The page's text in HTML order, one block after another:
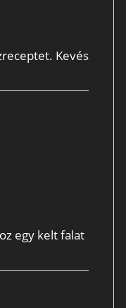
Kevés
egy kelt falat